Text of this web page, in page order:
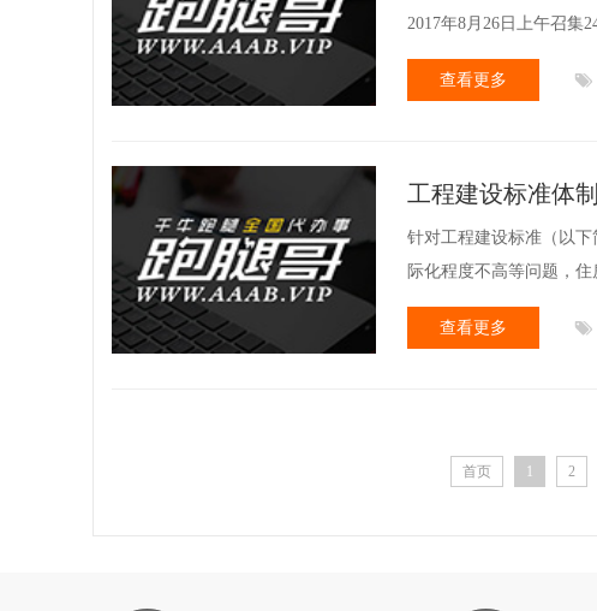
2017年8月26日上午召集
查看更多
工程建设标准体
针对工程建设标准（以
际化程度不高等问题，
查看更多
首页 1 2